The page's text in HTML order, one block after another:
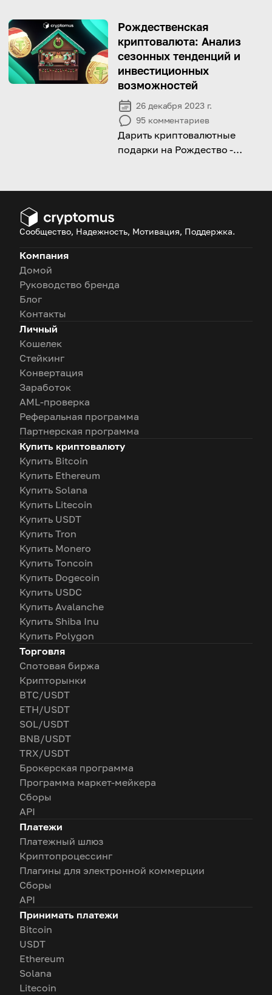
Рождественская
криптовалюта: Анализ
сезонных тенденций и
инвестиционных
возможностей
26 декабря 2023 г.
95 комментариев
Дарить криптовалютные
подарки на Рождество -
своих близких
Сообщество, Надежность, Мотивация, Поддержка.
Компания
Домой
Руководство бренда
Блог
Контакты
Личный
Кошелек
Стейкинг
Конвертация
Заработок
AML-проверка
Реферальная программа
Партнерская программа
Купить криптовалюту
Купить Bitcoin
Купить Ethereum
Купить Solana
Купить Litecoin
Купить USDT
Купить Tron
Купить Monero
Купить Toncoin
Купить Dogecoin
Купить USDC
Купить Avalanche
Купить Shiba Inu
Купить Polygon
Торговля
Спотовая биржа
Крипторынки
BTC/USDT
ETH/USDT
SOL/USDT
BNB/USDT
TRX/USDT
Брокерская программа
Программа маркет-мейкера
Сборы
API
Платежи
Платежный шлюз
Криптопроцессинг
Плагины для электронной коммерции
Сборы
API
Принимать платежи
Bitcoin
USDT
Ethereum
Solana
Litecoin